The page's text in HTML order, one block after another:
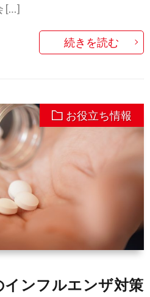
[…]
続きを読む
お役立ち情報
ンフルエンザ対策